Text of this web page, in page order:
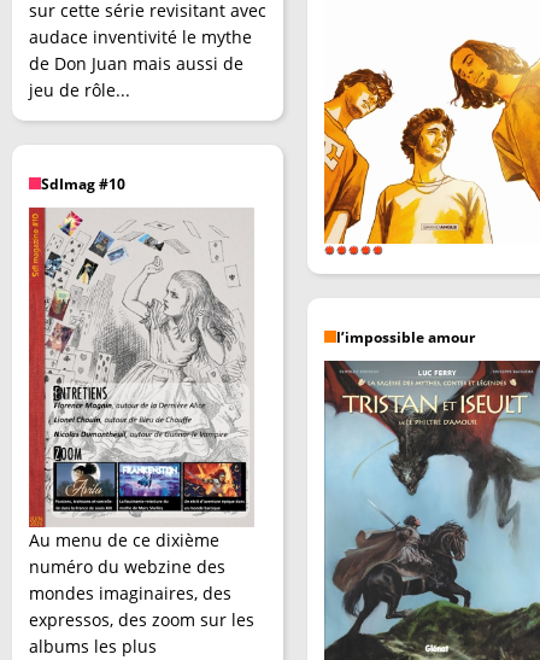
sur cette série revisitant avec
audace inventivité le mythe
de Don Juan mais aussi de
jeu de rôle...
SdImag #10
Au menu de ce dixième
numéro du webzine des
mondes imaginaires, des
expressos, des zoom sur les
albums les plus
l’impossible amour